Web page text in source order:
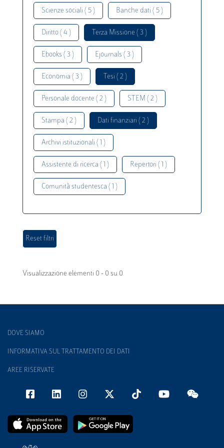
Scienze sociali ( 5 ) Banche dati ( 5 )
Diritto ( 4 ) Terza Missione ( 3 )
Ebooks ( 3 ) Ejournals ( 3 )
Economia ( 3 ) Tesi ( 2 )
Personale docente ( 2 ) STEM ( 2 )
Stampa ( 2 ) Dati finanziari ( 2 )
Archivi istituzionali ( 1 )
Assistente di ricerca ( 1 ) Repertori ( 1 )
Comunità studentesca ( 1 )
Visualizzazione elementi 0 - 0 su 0
DOVE SIAMO
INFORMATIVA SUL TRATTAMENTO DEI DATI
AREE RISERVATE